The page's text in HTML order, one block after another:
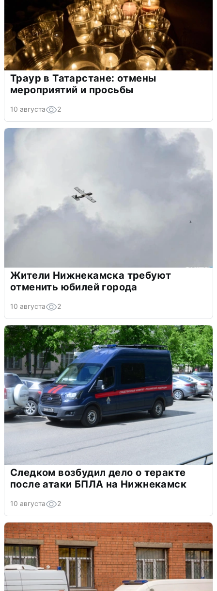
Траур в Татарстане: отмены
мероприятий и просьбы
10 августа 2
Жители Нижнекамска требуют
отменить юбилей города
10 августа 2
Следком возбудил дело о теракте
после атаки БПЛА на Нижнекамск
10 августа 2